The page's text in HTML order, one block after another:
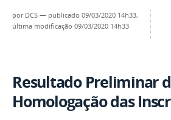
por DCS — publicado 09/03/2020 14h33,
última modificação 09/03/2020 14h33
Resultado Preliminar
Homologação das